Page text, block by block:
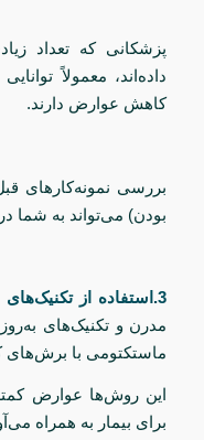
پزشکانی که تعداد
داده‌اند، معمولاً
کاهش عوارض دارند.
بررسی نمونه‌کارهای
بودن) می‌تواند به شما
3.استفاده از تکنیک‌های پیشرفته:
مدرن و تکنیک‌های
ماستکتومی با برش‌های
این روش‌ها عوارض
برای بیمار به همراه